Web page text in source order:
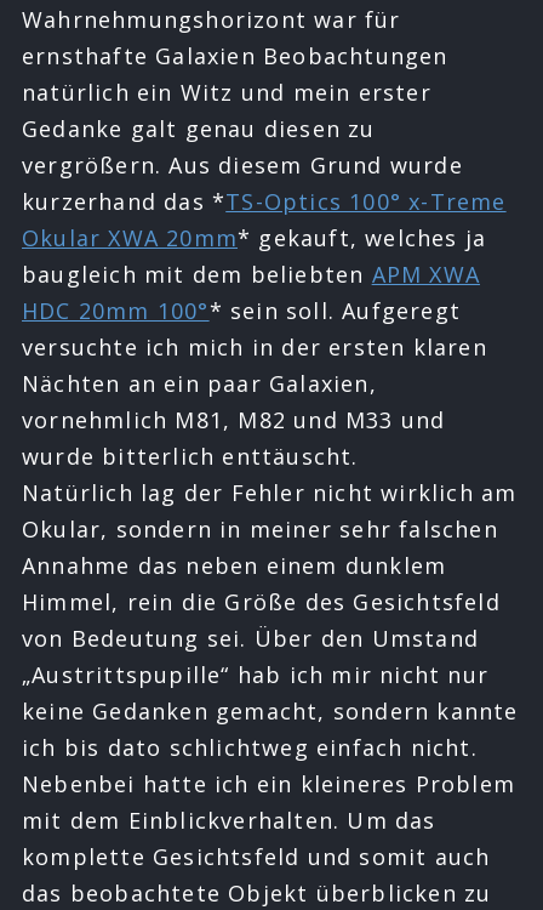
Wahrnehmungshorizont war für
ernsthafte Galaxien Beobachtungen
natürlich ein Witz und mein erster
Gedanke galt genau diesen zu
vergrößern. Aus diesem Grund wurde
kurzerhand das *TS-Optics 100° x-Treme
Okular XWA 20mm* gekauft, welches ja
baugleich mit dem beliebten APM XWA
HDC 20mm 100°* sein soll. Aufgeregt
versuchte ich mich in der ersten klaren
Nächten an ein paar Galaxien,
vornehmlich M81, M82 und M33 und
wurde bitterlich enttäuscht.
Natürlich lag der Fehler nicht wirklich am
Okular, sondern in meiner sehr falschen
Annahme das neben einem dunklem
Himmel, rein die Größe des Gesichtsfeld
von Bedeutung sei. Über den Umstand
„Austrittspupille“ hab ich mir nicht nur
keine Gedanken gemacht, sondern kannte
ich bis dato schlichtweg einfach nicht.
Nebenbei hatte ich ein kleineres Problem
mit dem Einblickverhalten. Um das
komplette Gesichtsfeld und somit auch
das beobachtete Objekt überblicken zu